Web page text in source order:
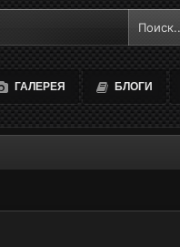
ГАЛЕРЕЯ БЛОГИ